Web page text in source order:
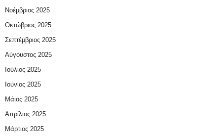
Νοέμβριος 2025
Οκτώβριος 2025
Σεπτέμβριος 2025
Αύγουστος 2025
Ιούλιος 2025
Ιούνιος 2025
Μάιος 2025
Απρίλιος 2025
Μάρτιος 2025